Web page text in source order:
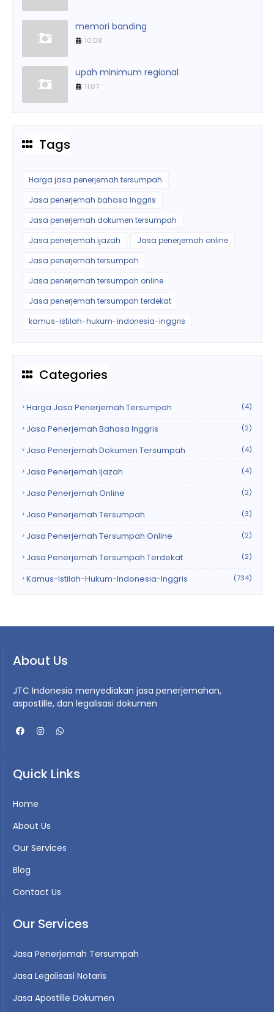
memori banding
10.08
upah minimum regional
11.07
Tags
Harga jasa penerjemah tersumpah
Jasa penerjemah bahasa Inggris
Jasa penerjemah dokumen tersumpah
Jasa penerjemah ijazah
Jasa penerjemah online
Jasa penerjemah tersumpah
Jasa penerjemah tersumpah online
Jasa penerjemah tersumpah terdekat
kamus-istilah-hukum-indonesia-inggris
Categories
Harga Jasa Penerjemah Tersumpah (4)
Jasa Penerjemah Bahasa Inggris (2)
Jasa Penerjemah Dokumen Tersumpah (4)
Jasa Penerjemah Ijazah (4)
Jasa Penerjemah Online (2)
Jasa Penerjemah Tersumpah (3)
Jasa Penerjemah Tersumpah Online (2)
Jasa Penerjemah Tersumpah Terdekat (2)
Kamus-Istilah-Hukum-Indonesia-Inggris (734)
About Us
JTC Indonesia menyediakan jasa penerjemahan,
aspostille, dan legalisasi dokumen
Quick Links
Home
About Us
Our Services
Blog
Contact Us
Our Services
Jasa Penerjemah Tersumpah
Jasa Legalisasi Notaris
Jasa Apostille Dokumen